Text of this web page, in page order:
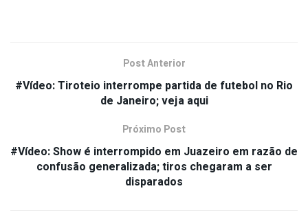
Post Anterior
#Vídeo: Tiroteio interrompe partida de futebol no Rio
de Janeiro; veja aqui
Próximo Post
#Vídeo: Show é interrompido em Juazeiro em razão de
confusão generalizada; tiros chegaram a ser
disparados